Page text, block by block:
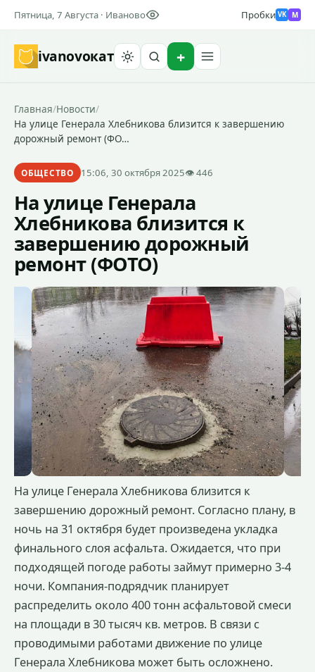
Пятница, 7 Августа · Иваново Пробки VK M
ivanovoкат
Главная/Новости/
На улице Генерала Хлебникова близится к завершению
дорожный ремонт (ФО…
ОБЩЕСТВО 15:06, 30 октября 2025👁 446
На улице Генерала
Хлебникова близится к
завершению дорожный
ремонт (ФОТО)
На улице Генерала Хлебникова близится к
завершению дорожный ремонт. Согласно плану, в
ночь на 31 октября будет произведена укладка
финального слоя асфальта. Ожидается, что при
подходящей погоде работы займут примерно 3-4
ночи. Компания-подрядчик планирует
распределить около 400 тонн асфальтовой смеси
на площади в 30 тысяч кв. метров. В связи с
проводимыми работами движение по улице
Генерала Хлебникова может быть осложнено.